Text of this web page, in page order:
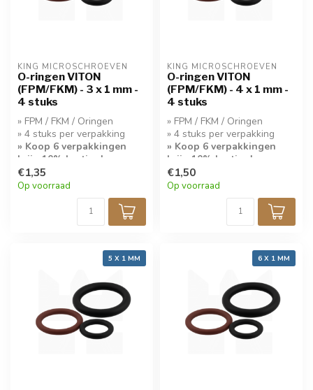
KING MICROSCHROEVEN
O-ringen VITON
(FPM/FKM) - 3 x 1 mm -
4 stuks
» FPM / FKM / Oringen
» 4 stuks per verpakking
» Koop 6 verpakkingen
krijg 10% korting!
€1,35
Op voorraad
KING MICROSCHROEVEN
O-ringen VITON
(FPM/FKM) - 4 x 1 mm -
4 stuks
» FPM / FKM / Oringen
» 4 stuks per verpakking
» Koop 6 verpakkingen
krijg 10% korting!
€1,50
Op voorraad
5 X 1 MM 6 X 1 MM